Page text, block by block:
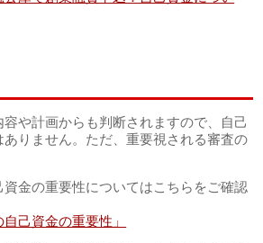
や計画からも判断されますので、自己
りません。ただ、重要視される審査の
金の重要性についてはこちらをご確認
自己資金の重要性」